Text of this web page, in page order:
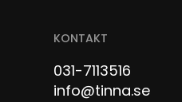
KONTAKT
031-7113516
info@tinna.se